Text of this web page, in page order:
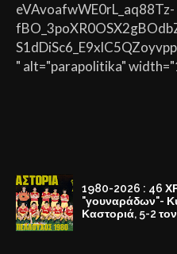
eVAvoafwWE0rL_aq88Tz-
" alt="parapolitika"
1980-2026 : 46
"γουναράδων"-
Καστοριά, 5-2